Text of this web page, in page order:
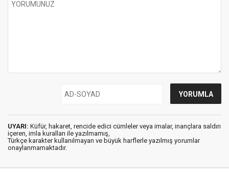
UYARI: Küfür, hakaret, rencide edici cümleler veya imalar, inançlara saldırı
içeren, imla kuralları ile yazılmamış,
Türkçe karakter kullanılmayan ve büyük harflerle yazılmış yorumlar
onaylanmamaktadır.